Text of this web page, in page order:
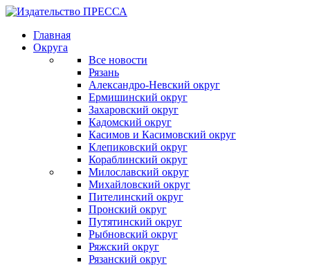
Главная
Округа
Все новости
Рязань
Александро-Невский округ
Ермишинский округ
Захаровский округ
Кадомский округ
Касимов и Касимовский округ
Клепиковский округ
Кораблинский округ
Милославский округ
Михайловский округ
Пителинский округ
Пронский округ
Путятинский округ
Рыбновский округ
Ряжский округ
Рязанский округ